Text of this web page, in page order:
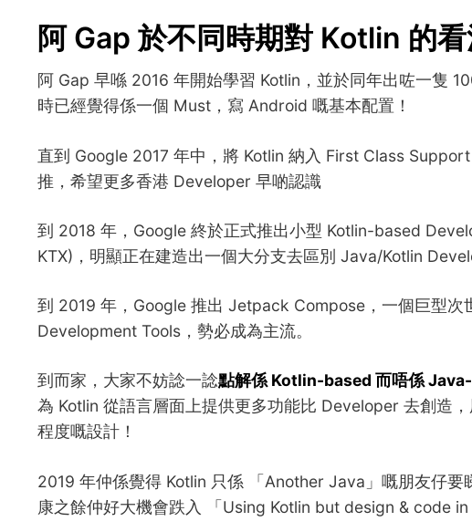
阿 Gap 於不同時期對 Kotlin 的
阿 Gap 早喺 2016 年開始學習 Kotlin，並於同年出咗一隻
時已經覺得係一個 Must，寫 Android 嘅基本配置！
直到 Google 2017 年中，將 Kotlin 納入 First Class
推，希望更多香港 Developer 早啲認識
到 2018 年，Google 終於正式推出小型 Kotlin-based
KTX)，明顯正在建造出一個大分支去區別 Java/Kotlin
到 2019 年，Google 推出 Jetpack Compose，一個巨型次
Development Tools，勢必成為主流。
到而家，大家不妨諗一諗點解係 Kotlin-based 而唔係
為 Kotlin 從語言層面上提供更多功能比 Developer 去創造
程度嘅設計！
2019 年仲係覺得 Kotlin 只係 「Another Java」嘅朋友仔要
康之餘仲好大機會跌入 「Using Kotlin but design & code in